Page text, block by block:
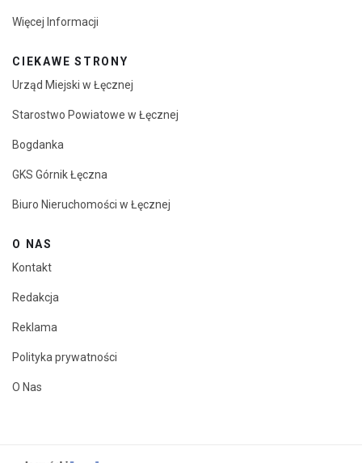
Więcej Informacji
CIEKAWE STRONY
Urząd Miejski w Łęcznej
Starostwo Powiatowe w Łęcznej
Bogdanka
GKS Górnik Łęczna
Biuro Nieruchomości w Łęcznej
O NAS
Kontakt
Redakcja
Reklama
Polityka prywatności
O Nas